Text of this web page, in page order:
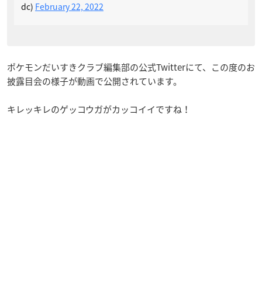
dc) February 22, 2022
ポケモンだいすきクラブ編集部の公式Twitterにて、この度のお
披露目会の様子が動画で公開されています。
キレッキレのゲッコウガがカッコイイですね！